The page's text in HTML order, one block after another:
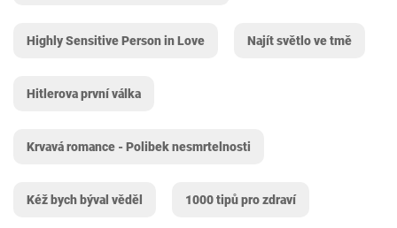
Highly Sensitive Person in Love Najít světlo ve tmě
Hitlerova první válka
Krvavá romance - Polibek nesmrtelnosti
Kéž bych býval věděl 1000 tipů pro zdraví